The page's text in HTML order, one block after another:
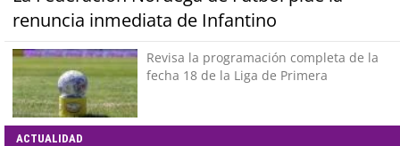
renuncia inmediata de Infantino
Revisa la programación completa de la
fecha 18 de la Liga de Primera
ACTUALIDAD